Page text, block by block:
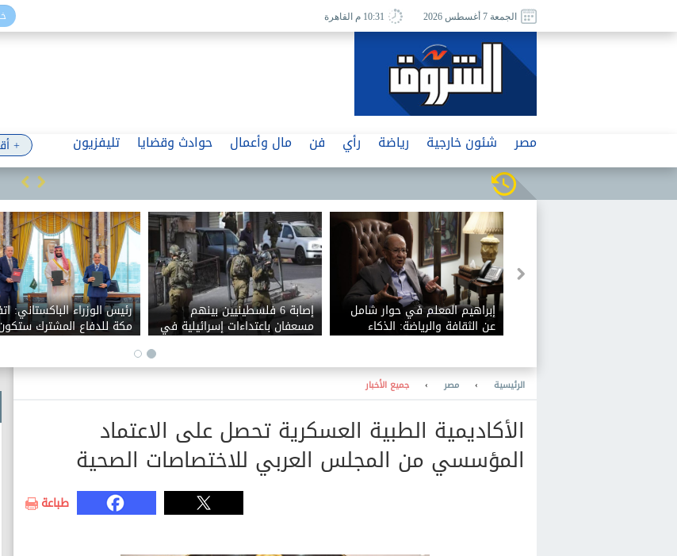
الجمعة 7 أغسطس 2026 10:31 م القاهرة
+ مصر شئون خارجية رياضة رأي فن مال وأعمال حوادث وقضايا تليفزيون
إبراهيم المعلم في حوار شامل
عن الثقافة والرياضة: الذكاء
الاصطناعي يفيد الثقافة
والتعليم
إصابة 6 فلسطينيين بينهم
مسعفان باعتداءات إسرائيلية في
نابلس وبيت لحم
رئيس الوزراء الباكستاني:
مكة للدفاع المشترك
للسلام
الرئيسية › مصر › جميع الأخبار
الأكاديمية الطبية العسكرية تحصل على الاعتماد
المؤسسي من المجلس العربي للاختصاصات الصحية
طباعة